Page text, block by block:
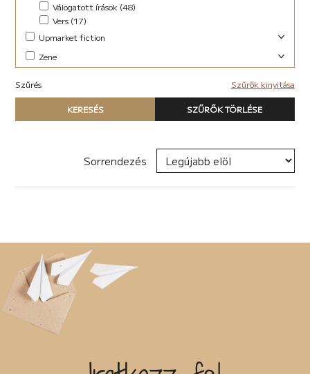
Válogatott írások (48)
Vers (17)
Upmarket fiction
Abszurd (9)
Akció (22)
Blogregény (2)
Chick lit (6)
coaching (4)
dark-romance (7)
Fantasy (41)
Fikció (50)
Filozófia (2)
Groteszk (4)
Gyűjtemény (27)
Háború (1)
Horror (6)
Zene
Szűrés
Szűrők kinyitása
Típus
Nyomtatott könyv
Sorozat
Címke
Új címke hozzáadása
KERESÉS SZŰRŐK TÖRLÉSE
Sorrendezés